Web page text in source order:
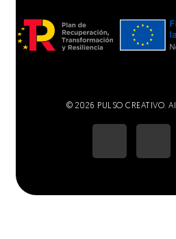
© 2026 PULSO CREATIVO.